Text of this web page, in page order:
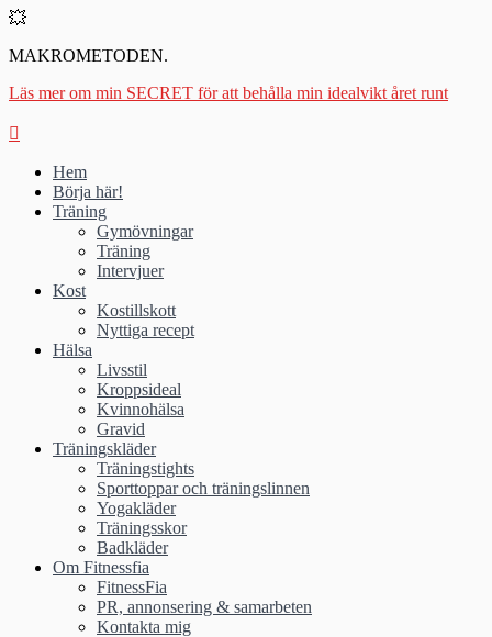
💥
MAKROMETODEN.
Läs mer om min SECRET för att behålla min idealvikt året runt
Hem
Börja här!
Träning
Gymövningar
Träning
Intervjuer
Kost
Kostillskott
Nyttiga recept
Hälsa
Livsstil
Kroppsideal
Kvinnohälsa
Gravid
Träningskläder
Träningstights
Sporttoppar och träningslinnen
Yogakläder
Träningsskor
Badkläder
Om Fitnessfia
FitnessFia
PR, annonsering & samarbeten
Kontakta mig